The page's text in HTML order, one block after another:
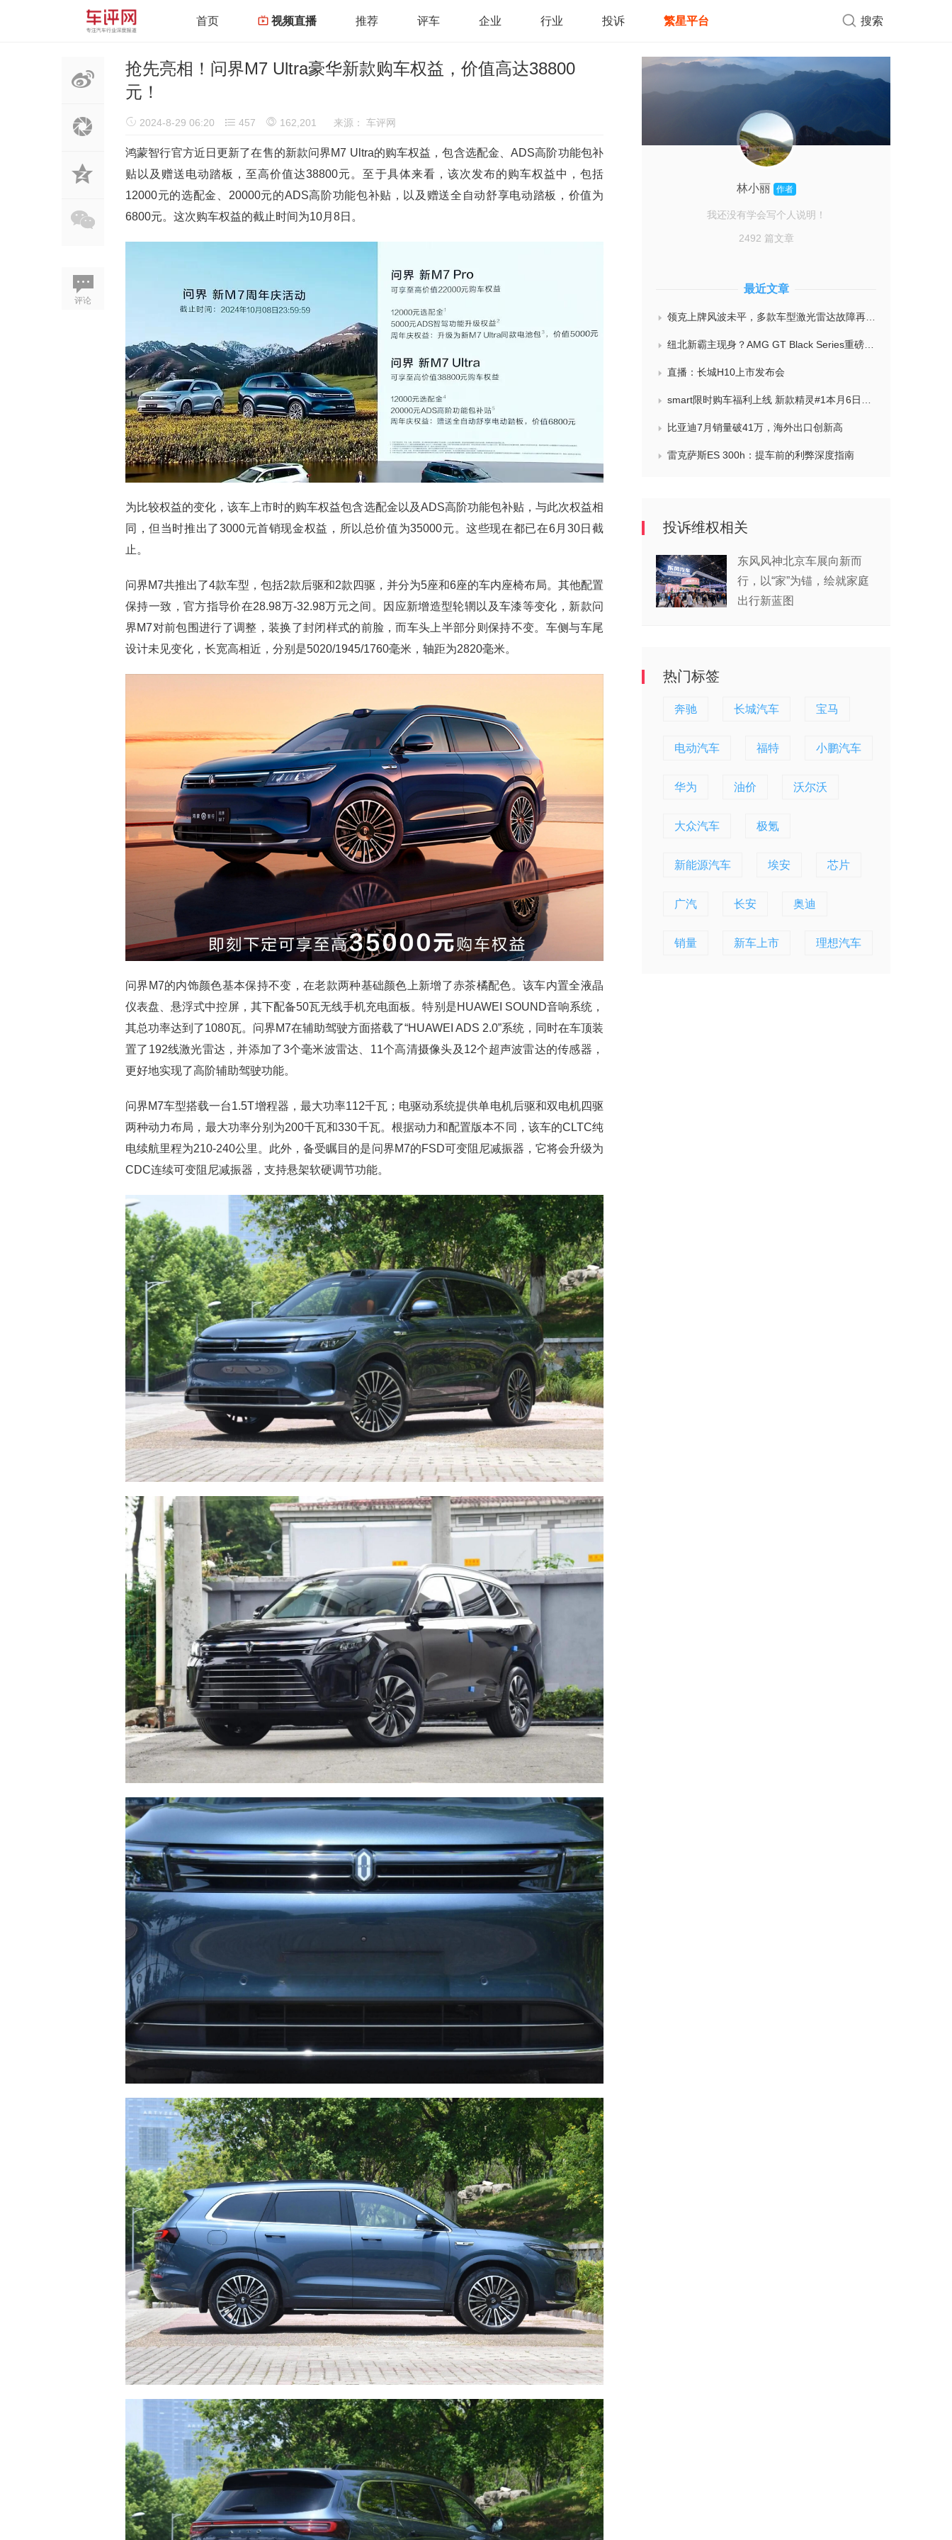
首页 视频直播 推荐 评车 企业 行业 投诉 繁星平台 搜索
评论
抢先亮相！问界M7 Ultra豪华新款购车权益，价值高达38800
元！
2024-8-29 06:20 457 162,201 来源： 车评网
鸿蒙智行官方近日更新了在售的新款问界M7 Ultra的购车权益，包含选配金、ADS高阶功能包补
贴以及赠送电动踏板，至高价值达38800元。至于具体来看，该次发布的购车权益中，包括
12000元的选配金、20000元的ADS高阶功能包补贴，以及赠送全自动舒享电动踏板，价值为
6800元。这次购车权益的截止时间为10月8日。
为比较权益的变化，该车上市时的购车权益包含选配金以及ADS高阶功能包补贴，与此次权益相
同，但当时推出了3000元首销现金权益，所以总价值为35000元。这些现在都已在6月30日截
止。
问界M7共推出了4款车型，包括2款后驱和2款四驱，并分为5座和6座的车内座椅布局。其他配置
保持一致，官方指导价在28.98万-32.98万元之间。因应新增造型轮辋以及车漆等变化，新款问
界M7对前包围进行了调整，装换了封闭样式的前脸，而车头上半部分则保持不变。车侧与车尾
设计未见变化，长宽高相近，分别是5020/1945/1760毫米，轴距为2820毫米。
问界M7的内饰颜色基本保持不变，在老款两种基础颜色上新增了赤茶橘配色。该车内置全液晶
仪表盘、悬浮式中控屏，其下配备50瓦无线手机充电面板。特别是HUAWEI SOUND音响系统，
其总功率达到了1080瓦。问界M7在辅助驾驶方面搭载了“HUAWEI ADS 2.0”系统，同时在车顶装
置了192线激光雷达，并添加了3个毫米波雷达、11个高清摄像头及12个超声波雷达的传感器，
更好地实现了高阶辅助驾驶功能。
问界M7车型搭载一台1.5T增程器，最大功率112千瓦；电驱动系统提供单电机后驱和双电机四驱
两种动力布局，最大功率分别为200千瓦和330千瓦。根据动力和配置版本不同，该车的CLTC纯
电续航里程为210-240公里。此外，备受瞩目的是问界M7的FSD可变阻尼减振器，它将会升级为
CDC连续可变阻尼减振器，支持悬架软硬调节功能。
林小丽 作者
我还没有学会写个人说明！
2492 篇文章
最近文章
领克上牌风波未平，多款车型激光雷达故障再遭车主集中曝光
纽北新霸主现身？AMG GT Black Series重磅预告
直播：长城H10上市发布会
smart限时购车福利上线 新款精灵#1本月6日上市
比亚迪7月销量破41万，海外出口创新高
雷克萨斯ES 300h：提车前的利弊深度指南
投诉维权相关
东风风神北京车展向新而
行，以“家”为锚，绘就家庭
出行新蓝图
热门标签
奔驰 长城汽车 宝马
电动汽车 福特 小鹏汽车
华为 油价 沃尔沃
大众汽车 极氪
新能源汽车 埃安 芯片
广汽 长安 奥迪
销量 新车上市 理想汽车